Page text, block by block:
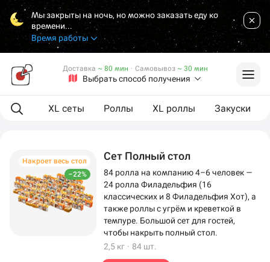
Мы закрыты на ночь, но можно заказать еду ко
времени...
Время работы
Выбрать способ получения
Доставка ~ 80 мин · Самовывоз ~ 30 мин
еда XL сеты Роллы XL роллы Закуски
–22%
Накроет весь стол Сет Полный стол
84 ролла на компанию 4–6 человек —
24 ролла Филадельфия (16
классических и 8 Филадельфия Хот), а
также роллы с угрём и креветкой в
темпуре. Большой сет для гостей,
чтобы накрыть полный стол.
2,5 кг · 84 шт.